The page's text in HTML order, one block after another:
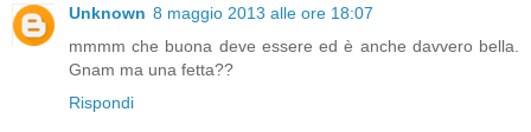
Unknown 8 maggio 2013 alle ore 18:07
mmmm che buona deve essere ed è anche davvero bella.
Gnam ma una fetta??
Rispondi